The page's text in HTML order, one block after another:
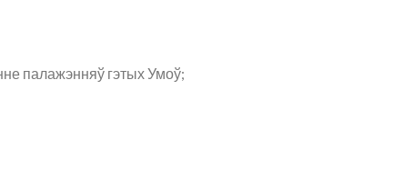
палажэнняў гэтых Умоў;